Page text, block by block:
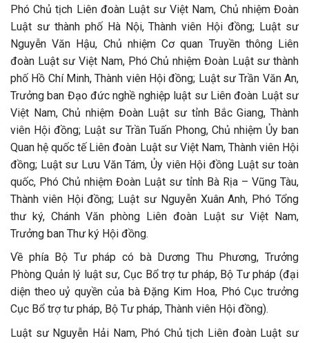
Phó Chủ tịch Liên đoàn Luật sư Việt Nam, Chủ nhiệm Đoàn
Luật sư thành phố Hà Nội, Thành viên Hội đồng; Luật sư
Nguyễn Văn Hậu, Chủ nhiệm Cơ quan Truyền thông Liên
đoàn Luật sư Việt Nam, Phó Chủ nhiệm Đoàn Luật sư thành
phố Hồ Chí Minh, Thành viên Hội đồng; Luật sư Trần Văn An,
Trưởng ban Đạo đức nghề nghiệp luật sư Liên đoàn Luật sư
Việt Nam, Chủ nhiệm Đoàn Luật sư tỉnh Bắc Giang, Thành
viên Hội đồng; Luật sư Trần Tuấn Phong, Chủ nhiệm Ủy ban
Quan hệ quốc tế Liên đoàn Luật sư Việt Nam, Thành viên Hội
đồng; Luật sư Lưu Văn Tám, Ủy viên Hội đồng Luật sư toàn
quốc, Phó Chủ nhiệm Đoàn Luật sư tỉnh Bà Rịa – Vũng Tàu,
Thành viên Hội đồng; Luật sư Nguyễn Xuân Anh, Phó Tổng
thư ký, Chánh Văn phòng Liên đoàn Luật sư Việt Nam,
Trưởng ban Thư ký Hội đồng.
Về phía Bộ Tư pháp có bà Dương Thu Phương, Trưởng
Phòng Quản lý luật sư, Cục Bổ trợ tư pháp, Bộ Tư pháp (đại
diện theo uỷ quyền của bà Đặng Kim Hoa, Phó Cục trưởng
Cục Bổ trợ tư pháp, Bộ Tư pháp, Thành viên Hội đồng).
Luật sư Nguyễn Hải Nam, Phó Chủ tịch Liên đoàn Luật sư